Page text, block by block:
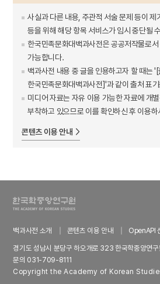
사실과 다른 내용, 주관적 서술 문제 등이 제
등을 위해 해당 항목 서비스가 임시 중단될
한국민족문화대백과사전은 공공저작물로
가능합니다.
백과사전 내용 중 글을 인용하고자 할 때는
한국민족문화대백과사전]'과 같이 출처 표
미디어 자료는 자유 이용 가능한 자료에 개
부착하고 있으므로 이를 확인하신 후 이용
콘텐츠 이용 안내
백과사전 소개 콘텐츠 이용 안내
OpenAPI
경기도 성남시 분당구 하오개로 323 한국학중앙연
문의 031-709-8111
Copyright the Academy of Korean